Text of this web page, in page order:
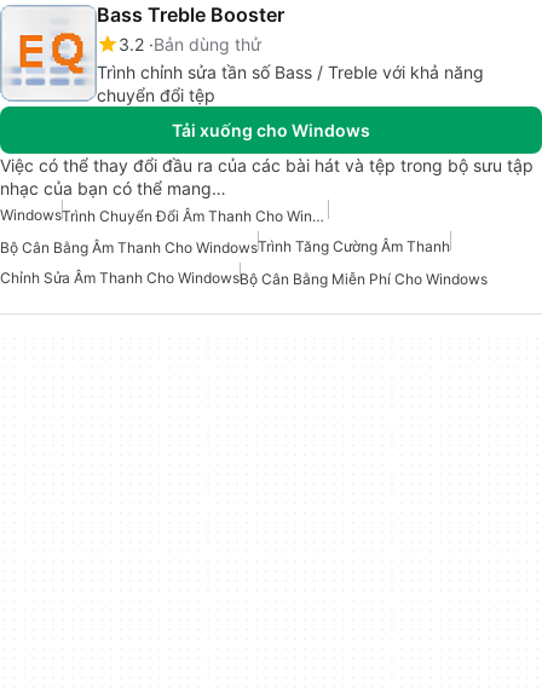
Bass Treble Booster
3.2 Bản dùng thử
Trình chỉnh sửa tần số Bass / Treble với khả năng
chuyển đổi tệp
Tải xuống cho Windows
Việc có thể thay đổi đầu ra của các bài hát và tệp trong bộ sưu tập
nhạc của bạn có thể mang…
Windows
Trình Chuyển Đổi Âm Thanh Cho Windows
Bộ Cân Bằng Âm Thanh Cho WindowsTrình Tăng Cường Âm Thanh
Chỉnh Sửa Âm Thanh Cho WindowsBộ Cân Bằng Miễn Phí Cho Windows